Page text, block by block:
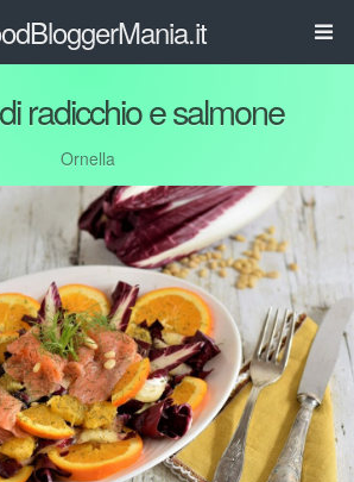
radicchio e salmone
Ornella